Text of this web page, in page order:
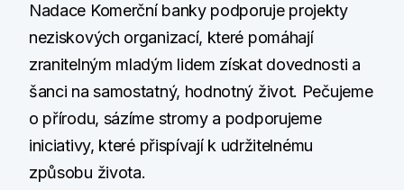
Nadace Komerční banky podporuje projekty
neziskových organizací, které pomáhají
zranitelným mladým lidem získat dovednosti a
šanci na samostatný, hodnotný život. Pečujeme
o přírodu, sázíme stromy a podporujeme
iniciativy, které přispívají k udržitelnému
způsobu života.